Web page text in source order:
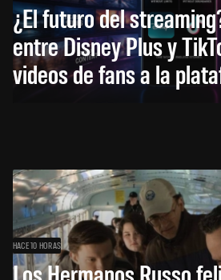
¿El futuro del
entre Disney Plus y
videos de fans a la
HACE 10 HORAS